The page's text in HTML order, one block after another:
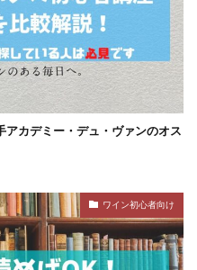
アカデミー・デュ・ヴァンのオス
ワイン初心者向け